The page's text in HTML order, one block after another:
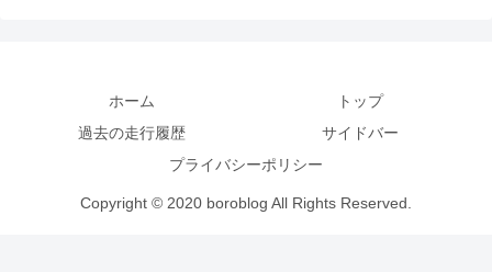
ホーム
トップ
過去の走行履歴
サイドバー
プライバシーポリシー
Copyright © 2020 boroblog All Rights Reserved.